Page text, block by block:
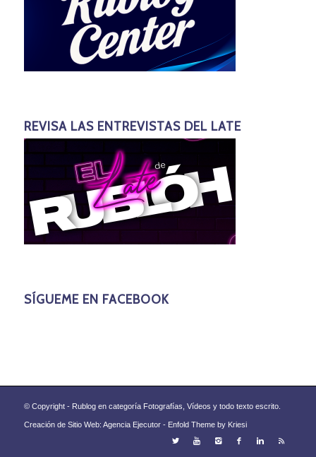
REVISA LAS ENTREVISTAS DEL LATE
SÍGUEME EN FACEBOOK
© Copyright - Rublog en categoría Fotografías, Vídeos y todo texto escrito.
Creación de Sitio Web: Agencia Ejecutor - Enfold Theme by Kriesi